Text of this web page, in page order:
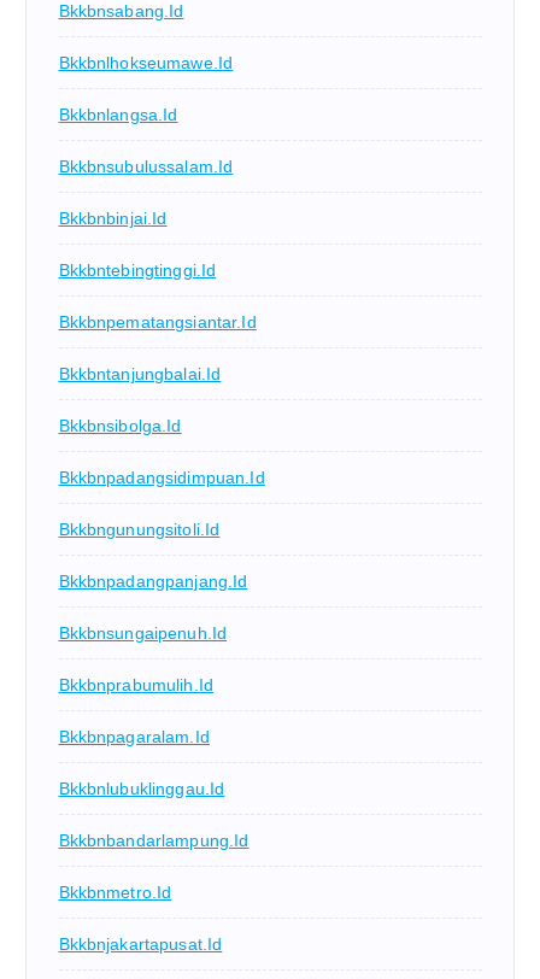
Bkkbnsabang.id
Bkkbnlhokseumawe.id
Bkkbnlangsa.id
Bkkbnsubulussalam.id
Bkkbnbinjai.id
Bkkbntebingtinggi.id
Bkkbnpematangsiantar.id
Bkkbntanjungbalai.id
Bkkbnsibolga.id
Bkkbnpadangsidimpuan.id
Bkkbngunungsitoli.id
Bkkbnpadangpanjang.id
Bkkbnsungaipenuh.id
Bkkbnprabumulih.id
Bkkbnpagaralam.id
Bkkbnlubuklinggau.id
Bkkbnbandarlampung.id
Bkkbnmetro.id
Bkkbnjakartapusat.id